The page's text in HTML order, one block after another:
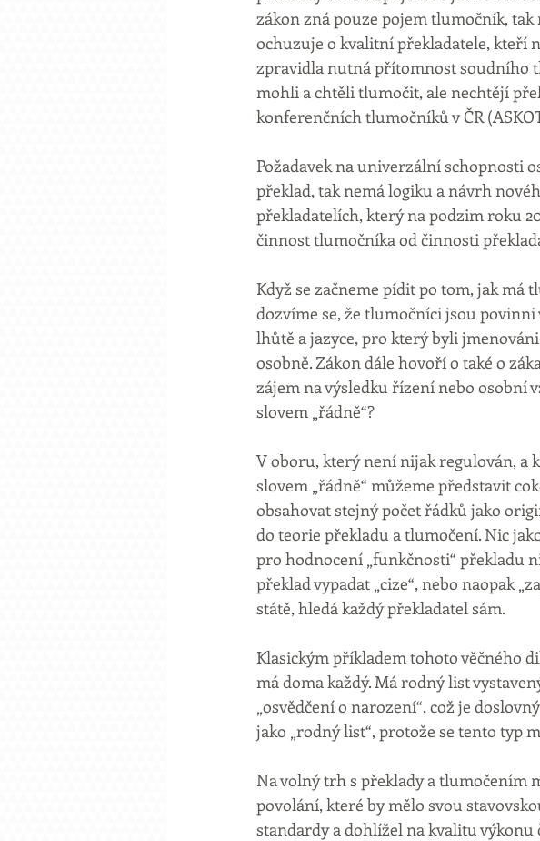
zákon zná pouze pojem tlumočník, tak
ochuzuje o kvalitní překladatele, kteří
zpravidla nutná přítomnost soudního
mohli a chtěli tlumočit, ale nechtějí
konferenčních tlumočníků v ČR
Požadavek na univerzální schopnosti
překlad, tak nemá logiku a návrh
překladatelích, který na podzim roku
činnost tlumočníka od činnosti
Když se začneme pídit po tom, jak má
dozvíme se, že tlumočníci jsou
lhůtě a jazyce, pro který byli
osobně. Zákon dále hovoří o také o
zájem na výsledku řízení nebo osobní
slovem „řádně“?
V oboru, který není nijak regulován, a
slovem „řádně“ můžeme představit
obsahovat stejný počet řádků jako
do teorie překladu a tlumočení. Nic
pro hodnocení „funkčnosti“ překladu
překlad vypadat „cize“, nebo naopak
státě, hledá každý překladatel sám.
Klasickým příkladem tohoto věčného
má doma každý. Má rodný list
„osvědčení o narození“, což je
jako „rodný list“, protože se tento typ
Na volný trh s překlady a tlumočením
povolání, které by mělo svou
standardy a dohlížel na kvalitu